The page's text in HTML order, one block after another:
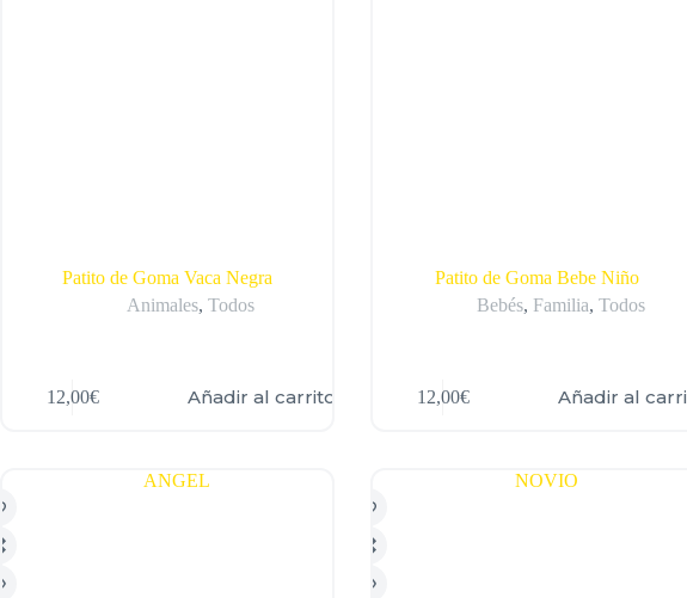
Patito de Goma Vaca Negra
Animales,Todos
12,00€ Añadir al carrito
Patito de Goma Bebe Niño
Bebés, Familia,Todos
12,00€ Añadir al